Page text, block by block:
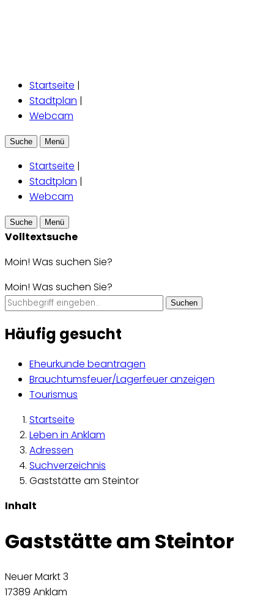
Startseite |
Stadtplan |
Webcam
Suche Menü
Startseite |
Stadtplan |
Webcam
Suche Menü
Volltextsuche
Moin! Was suchen Sie?
Moin! Was suchen Sie?
Suchen
Häufig gesucht
Eheurkunde beantragen
Brauchtumsfeuer/Lagerfeuer anzeigen
Tourismus
Startseite
Leben in Anklam
Adressen
Suchverzeichnis
Gaststätte am Steintor
Inhalt
Gaststätte am Steintor
Neuer Markt 3
17389 Anklam